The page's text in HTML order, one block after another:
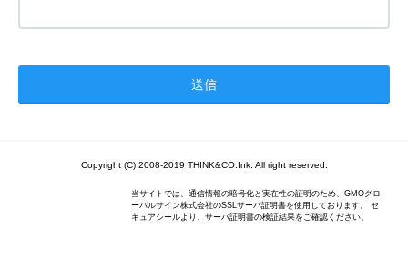
Copyright (C) 2008-2019 THINK&CO.Ink. All right reserved.
当サイトでは、通信情報の暗号化と実在性の証明のため、GMOグロ
ーバルサイン株式会社のSSLサーバ証明書を使用しております。 セ
キュアシールより、サーバ証明書の検証結果をご確認ください。